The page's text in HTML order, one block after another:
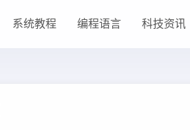
系统教程 编程语言 科技资讯